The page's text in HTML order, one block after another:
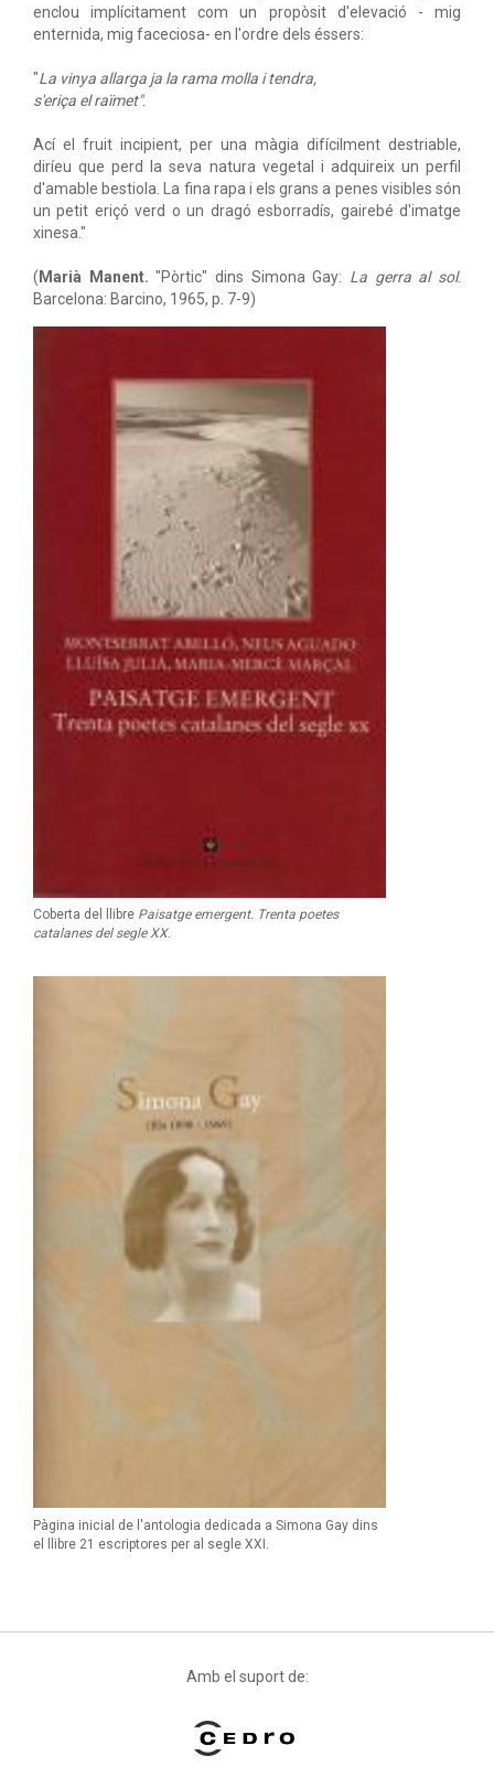
Coberta del llibre Paisatge emergent. Trenta poetes
catalanes del segle XX.
Pàgina inicial de l'antologia dedicada a Simona Gay dins
el llibre 21 escriptores per al segle XXI.
enclou implícitament com un propòsit d'elevació - mig
enternida, mig faceciosa- en l'ordre dels éssers:
"La vinya allarga ja la rama molla i tendra,
s'eriça el raïmet".
Ací el fruit incipient, per una màgia difícilment destriable,
diríeu que perd la seva natura vegetal i adquireix un perfil
d'amable bestiola. La fina rapa i els grans a penes visibles són
un petit eriçó verd o un dragó esborradís, gairebé d'imatge
xinesa."
( Marià Manent. "Pòrtic" dins Simona Gay: La gerra al sol.
Barcelona: Barcino, 1965, p. 7-9)
Amb el suport de: